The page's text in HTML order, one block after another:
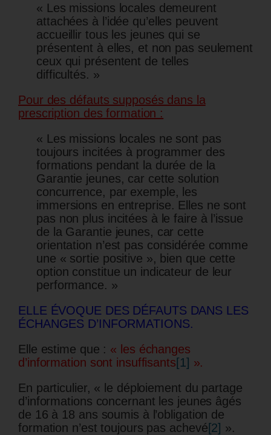
« Les missions locales demeurent
attachées à l’idée qu’elles peuvent
accueillir tous les jeunes qui se
présentent à elles, et non pas seulement
ceux qui présentent de telles
difficultés. »
Pour des défauts supposés dans la
prescription des formation :
« Les missions locales ne sont pas
toujours incitées à programmer des
formations pendant la durée de la
Garantie jeunes, car cette solution
concurrence, par exemple, les
immersions en entreprise. Elles ne sont
pas non plus incitées à le faire à l’issue
de la Garantie jeunes, car cette
orientation n’est pas considérée comme
une « sortie positive », bien que cette
option constitue un indicateur de leur
performance. »
ELLE ÉVOQUE DES DÉFAUTS DANS LES
ÉCHANGES D’INFORMATIONS.
Elle estime que : « les échanges
d’information sont insuffisants[1] ».
En particulier, « le déploiement du partage
d’informations concernant les jeunes âgés
de 16 à 18 ans soumis à l’obligation de
formation n’est toujours pas achevé[2] ».